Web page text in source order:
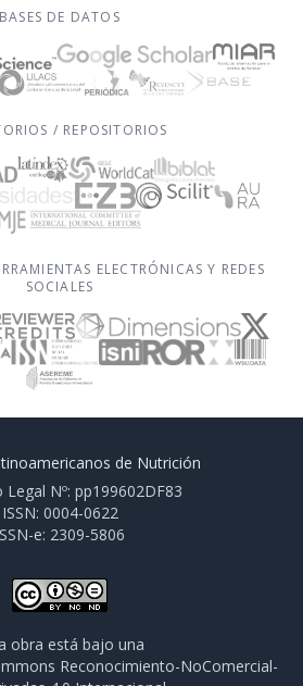
BASES DE DATOS
/ REPOSITORIOS
ELECTRÓNICAS Y REDES
SOCIALES
de Nutrición
Nº: pp199602DF83
ISSN: 0004-0622
e: 2309-5806
obra está bajo una
Reconocimiento-NoComercial-